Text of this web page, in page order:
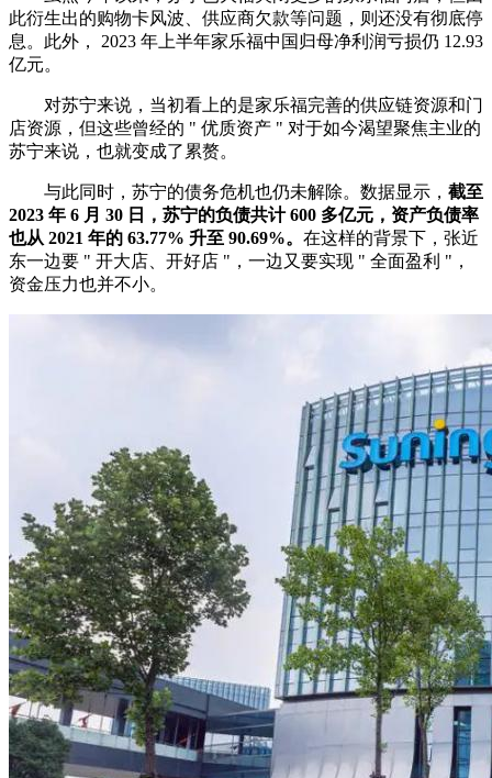
此衍生出的购物卡风波、供应商欠款等问题，则还没有彻底停
息。此外， 2023 年上半年家乐福中国归母净利润亏损仍 12.93
亿元。
对苏宁来说，当初看上的是家乐福完善的供应链资源和门
店资源，但这些曾经的 " 优质资产 " 对于如今渴望聚焦主业的
苏宁来说，也就变成了累赘。
与此同时，苏宁的债务危机也仍未解除。数据显示， 截至
2023 年 6 月 30 日，苏宁的负债共计 600 多亿元，资产负债率
也从 2021 年的 63.77% 升至 90.69%。 在这样的背景下，张近
东一边要 " 开大店、开好店 "，一边又要实现 " 全面盈利 "，
资金压力也并不小。